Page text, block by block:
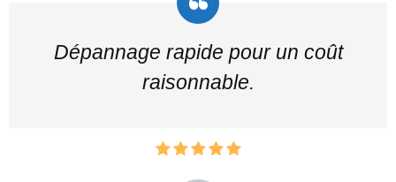
Dépannage rapide pour un coût
raisonnable.